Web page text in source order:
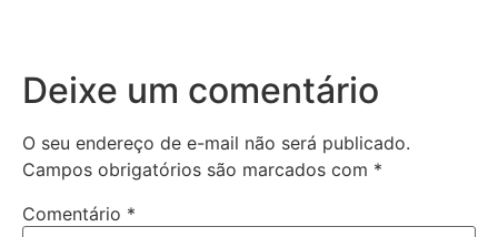
Deixe um comentário
O seu endereço de e-mail não será publicado.
Campos obrigatórios são marcados com *
Comentário *